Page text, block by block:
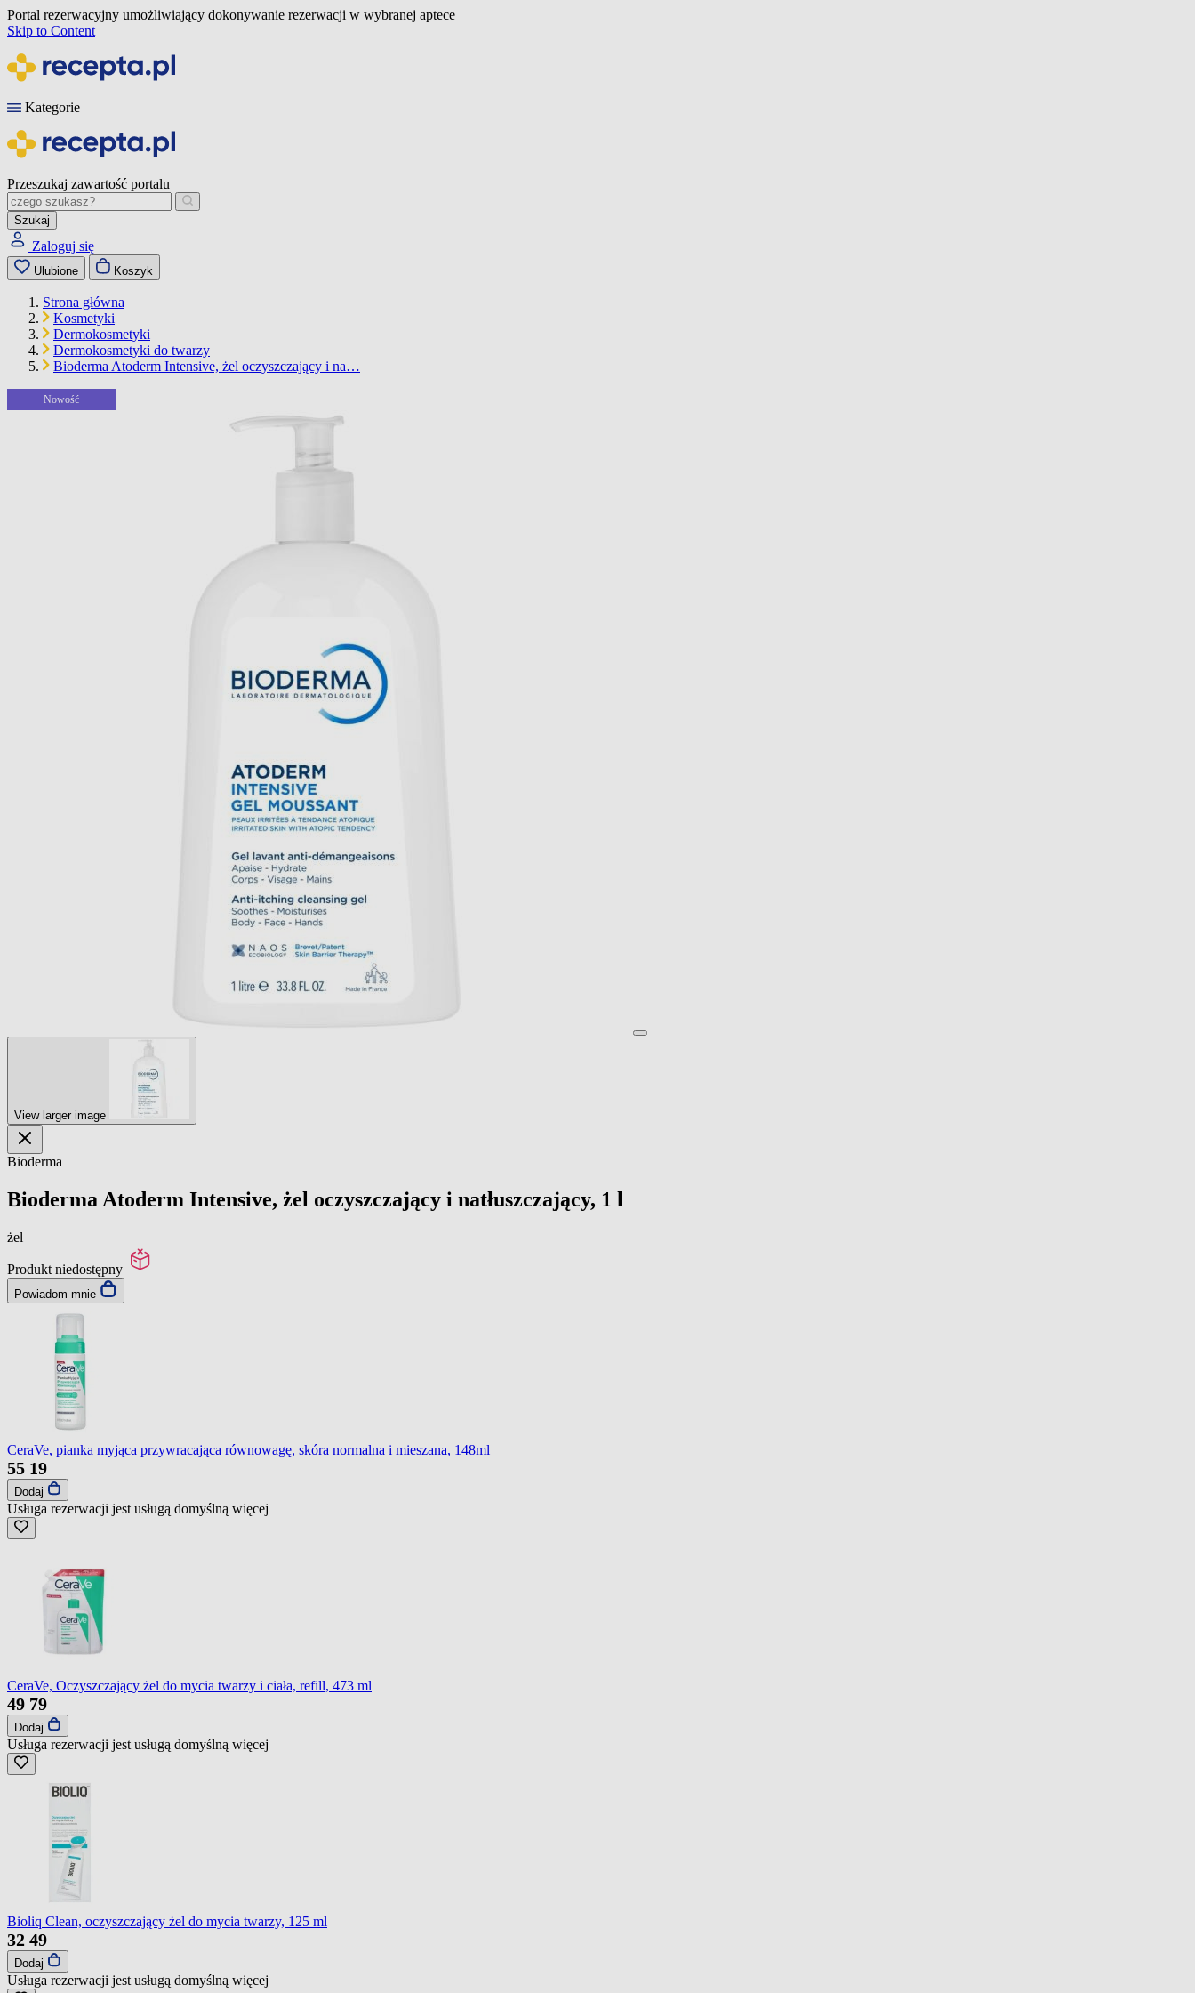
Portal rezerwacyjny umożliwiający dokonywanie rezerwacji w wybranej aptece
Skip to Content
Kategorie
Przeszukaj zawartość portalu
Szukaj
Zaloguj się
Ulubione Koszyk
Strona główna
Kosmetyki
Dermokosmetyki
Dermokosmetyki do twarzy
Bioderma Atoderm Intensive, żel oczyszczający i na…
Nowość
View larger image
Bioderma
Bioderma Atoderm Intensive, żel oczyszczający i natłuszczający, 1 l
żel
Produkt niedostępny
Powiadom mnie
CeraVe, pianka myjąca przywracająca równowagę, skóra normalna i mieszana, 148ml
55 19
Dodaj
Usługa rezerwacji jest usługą domyślną więcej
CeraVe, Oczyszczający żel do mycia twarzy i ciała, refill, 473 ml
49 79
Dodaj
Usługa rezerwacji jest usługą domyślną więcej
Bioliq Clean, oczyszczający żel do mycia twarzy, 125 ml
32 49
Dodaj
Usługa rezerwacji jest usługą domyślną więcej